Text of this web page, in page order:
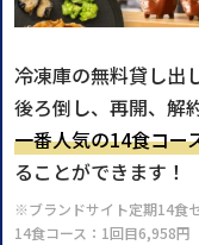
冷凍庫の無料貸し出
後ろ倒し、再開、解
一番人気の14食コー
ることができます！
※ブランドサイト定期14食
14食コース：1回目6,958円